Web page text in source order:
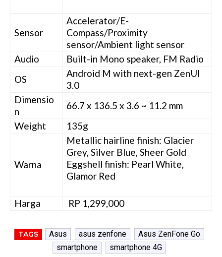
Sensor
Accelerator/E-
Compass/Proximity
sensor/Ambient light sensor
Audio
Built-in Mono speaker, FM Radio
OS
Android M with next-gen ZenUI
3.0
Dimensio
n
66.7 x 136.5 x 3.6 ~ 11.2 mm
Weight
135g
Warna
Metallic hairline finish: Glacier
Grey, Silver Blue, Sheer Gold
Eggshell finish: Pearl White,
Glamor Red
Harga RP 1,299,000
TAGS Asus asus zenfone
Asus ZenFone Go
smartphone
smartphone 4G